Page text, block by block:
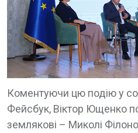
Коментуючи цю подію у
Фейсбук, Віктор Ющенко
землякові – Миколі